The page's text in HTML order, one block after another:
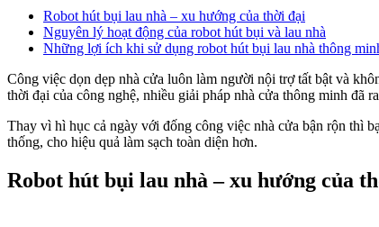
Robot hút bụi lau nhà – xu hướng của thời đại
Nguyên lý hoạt động của robot hút bụi và lau nhà
Những lợi ích khi sử dụng robot hút bụi lau nhà thông
Công việc dọn dẹp nhà cửa luôn làm người nội trợ tất bật và
thời đại của công nghệ, nhiều giải pháp nhà cửa thông minh đã
Thay vì hì hục cả ngày với đống công việc nhà cửa bận rộn thì
thống, cho hiệu quả làm sạch toàn diện hơn.
Robot hút bụi lau nhà – xu hướng của